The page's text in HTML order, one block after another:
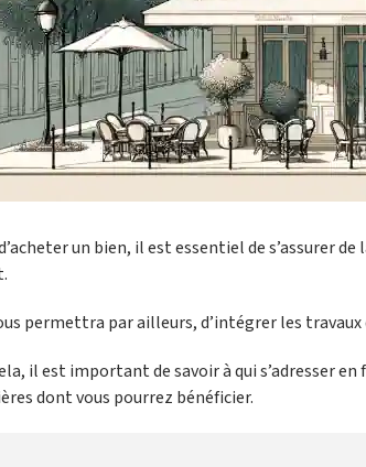
un bien, il est essentiel de s’assurer
permettra par ailleurs, d’intégrer les
il est important de savoir à qui s’adresser
dont vous pourrez bénéficier.